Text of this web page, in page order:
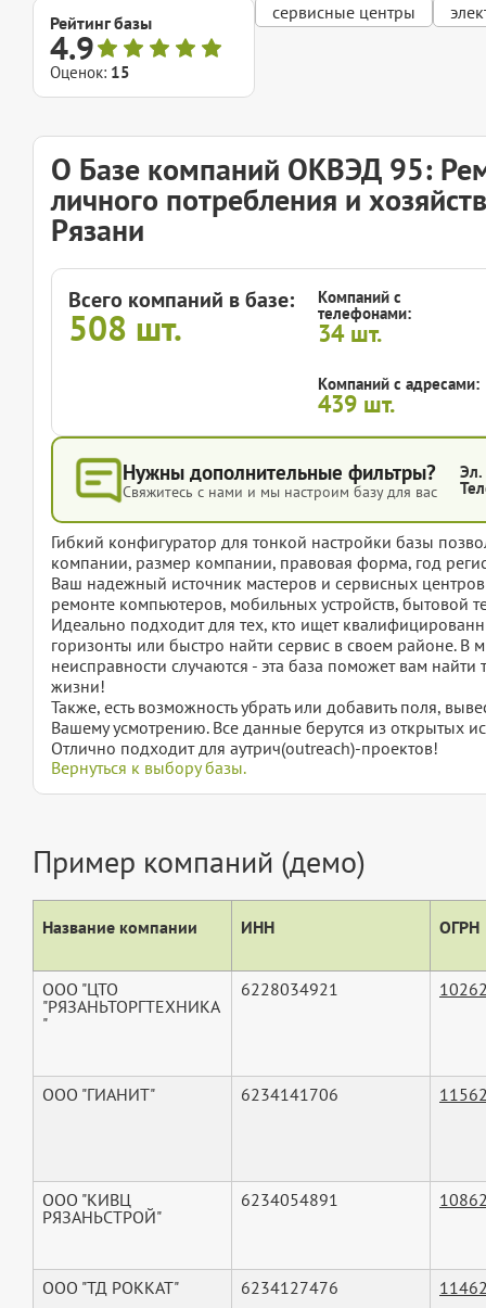
Рейтинг базы
4.9
Оценок: 15
сервисные центры
О Базе компаний ОКВЭД 95:
личного потребления и
Рязани
Всего компаний в базе:
508 шт.
Компаний с
телефонами:
34 шт.
Компаний с адресами:
439 шт.
Нужны дополнительные фильтры?
Свяжитесь с нами и мы настроим базу для вас
Эл.
Гибкий конфигуратор для тонкой настройки базы
компании, размер компании, правовая форма, год
Ваш надежный источник мастеров и сервисных
ремонте компьютеров, мобильных устройств, бытовой
Идеально подходит для тех, кто ищет
горизонты или быстро найти сервис в своем районе. В
неисправности случаются - эта база поможет вам
жизни!
Также, есть возможность убрать или добавить поля,
Вашему усмотрению. Все данные берутся из открытых
Отлично подходит для аутрич(outreach)-проектов!
Вернуться к выбору базы.
Пример компаний (демо)
Название компании ИНН ОГРН
ООО "ЦТО
"РЯЗАНЬТОРГТЕХНИКА
"
6228034921
ООО "ГИАНИТ" 6234141706
ООО "КИВЦ
РЯЗАНЬСТРОЙ"
6234054891
ООО "ТД РОККАТ" 6234127476